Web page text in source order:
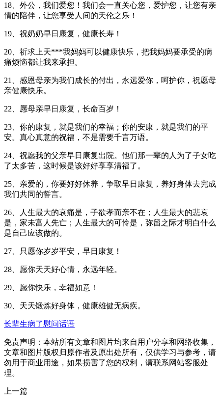
18、外公，我们爱您！我们会一直关心您，爱护您，让您有亲
情的陪伴，让您享受人间的天伦之乐！
19、祝奶奶早日康复，健康长寿！
20、祈求上天***我妈妈可以健康快乐，把我妈妈要承受的病
痛烦恼都让我来承担。
21、感恩母亲为我们成长的付出，永远爱你，呵护你，祝愿母
亲健康快乐。
22、愿母亲早日康复，长命百岁！
23、你的康复，就是我们的幸福；你的安康，就是我们的平
安。真心真意的祝福，不是需要千言万语。
24、祝愿我的父亲早日康复出院。他们那一辈的人为了子女吃
了太多苦，这时候是该好好享享清福了。
25、亲爱的，你要好好休养，争取早日康复，养好身体去完成
我们共同的誓言。
26、人生最大的哀痛是，子欲孝而亲不在；人生最大的悲哀
是，家未富人先亡；人生最大的可怜是，弥留之际才明白什么
是自己应该做的。
27、只愿你岁岁平安，早日康复！
28、愿你天天好心情，永远年轻。
29、愿你快乐，幸福如意！
30、天天锻炼好身体，健康雄健无病疾。
长辈生病了慰问话语
免责声明：本站所有文章和图片均来自用户分享和网络收集，
文章和图片版权归原作者及原出处所有，仅供学习与参考，请
勿用于商业用途，如果损害了您的权利，请联系网站客服处
理。
上一篇